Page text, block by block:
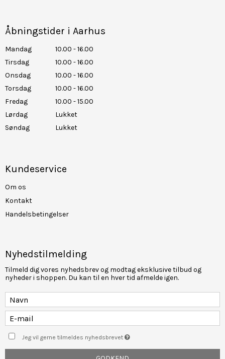
Åbningstider i Aarhus
Mandag
10.00 - 16.00
Tirsdag
10.00 - 16.00
Onsdag
10.00 - 16.00
Torsdag
10.00 - 16.00
Fredag
10.00 - 15.00
Lørdag
Lukket
Søndag
Lukket
Kundeservice
Om os
Kontakt
Handelsbetingelser
Nyhedstilmelding
Tilmeld dig vores nyhedsbrev og modtag eksklusive tilbud og
nyheder i shoppen. Du kan til en hver tid afmelde igen.
Jeg vil gerne tilmeldes nyhedsbrevet